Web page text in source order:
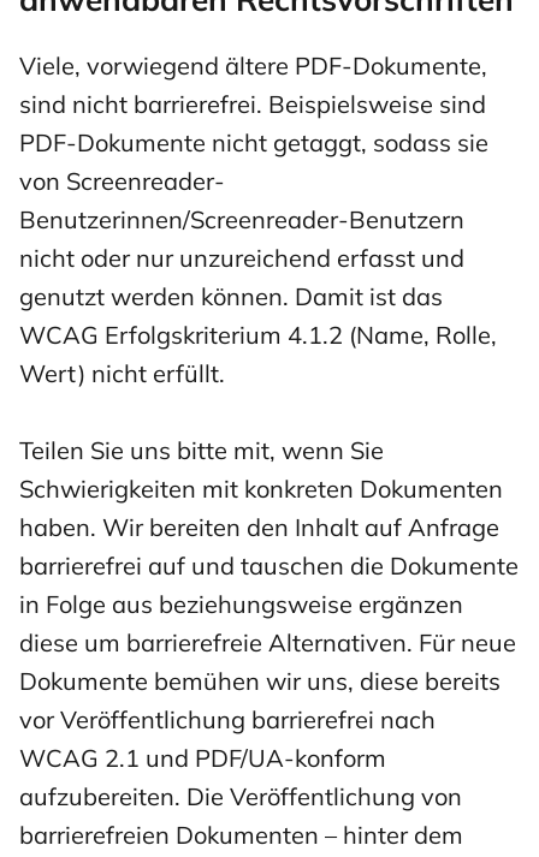
Viele, vorwiegend ältere PDF-Dokumente,
sind nicht barrierefrei. Beispielsweise sind
PDF-Dokumente nicht getaggt, sodass sie
von Screenreader-
Benutzerinnen/Screenreader-Benutzern
nicht oder nur unzureichend erfasst und
genutzt werden können. Damit ist das
WCAG Erfolgskriterium 4.1.2 (Name, Rolle,
Wert) nicht erfüllt.
Teilen Sie uns bitte mit, wenn Sie
Schwierigkeiten mit konkreten Dokumenten
haben. Wir bereiten den Inhalt auf Anfrage
barrierefrei auf und tauschen die Dokumente
in Folge aus beziehungsweise ergänzen
diese um barrierefreie Alternativen. Für neue
Dokumente bemühen wir uns, diese bereits
vor Veröffentlichung barrierefrei nach
WCAG 2.1 und PDF/UA-konform
aufzubereiten. Die Veröffentlichung von
barrierefreien Dokumenten – hinter dem